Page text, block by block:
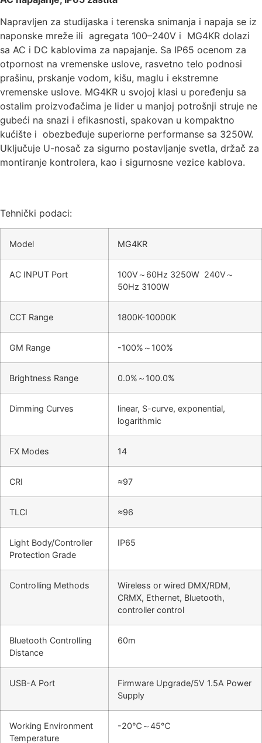
Napravljen za studijaska i terenska snimanja i napaja se iz
naponske mreže ili agregata 100–240V i MG4KR dolazi
sa AC i DC kablovima za napajanje. Sa IP65 ocenom za
otpornost na vremenske uslove, rasvetno telo podnosi
prašinu, prskanje vodom, kišu, maglu i ekstremne
vremenske uslove. MG4KR u svojoj klasi u poređenju sa
ostalim proizvođačima je lider u manjoj potrošnji struje ne
gubeći na snazi i efikasnosti, spakovan u kompaktno
kućište i obezbeđuje superiorne performanse sa 3250W.
Uključuje U-nosač za sigurno postavljanje svetla, držač za
montiranje kontrolera, kao i sigurnosne vezice kablova.
Tehnički podaci:
Model MG4KR
AC INPUT Port
100V～60Hz 3250W 240V～
50Hz 3100W
CCT Range 1800K-10000K
GM Range -100%～100%
Brightness Range 0.0%～100.0%
Dimming Curves
linear, S-curve, exponential,
logarithmic
FX Modes 14
CRI ≈97
TLCI ≈96
Light Body/Controller
Protection Grade
IP65
Controlling Methods
Wireless or wired DMX/RDM,
CRMX, Ethernet, Bluetooth,
controller control
Bluetooth Controlling
Distance
60m
USB-A Port
Firmware Upgrade/5V 1.5A Power
Supply
Working Environment
Temperature
-20℃～45℃